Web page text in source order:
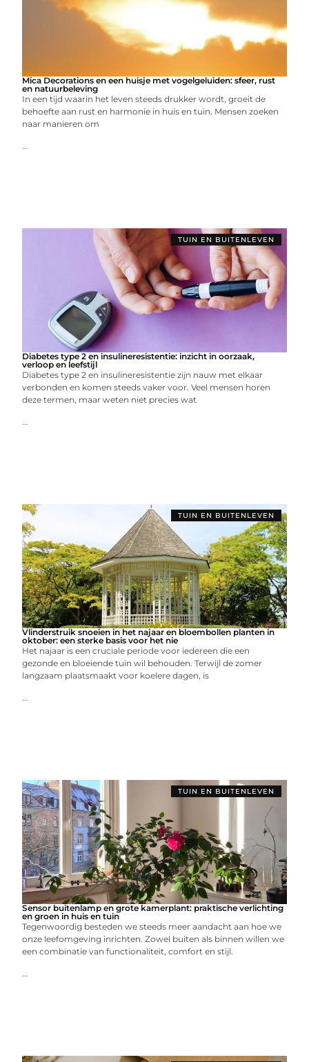
Mica Decorations en een huisje met vogelgeluiden: sfeer, rust
en natuurbeleving
In een tijd waarin het leven steeds drukker wordt, groeit de
behoefte aan rust en harmonie in huis en tuin. Mensen zoeken
naar manieren om
...
TUIN EN BUITENLEVEN
Diabetes type 2 en insulineresistentie: inzicht in oorzaak,
verloop en leefstijl
Diabetes type 2 en insulineresistentie zijn nauw met elkaar
verbonden en komen steeds vaker voor. Veel mensen horen
deze termen, maar weten niet precies wat
...
TUIN EN BUITENLEVEN
Vlinderstruik snoeien in het najaar en bloembollen planten in
oktober: een sterke basis voor het nie
Het najaar is een cruciale periode voor iedereen die een
gezonde en bloeiende tuin wil behouden. Terwijl de zomer
langzaam plaatsmaakt voor koelere dagen, is
...
TUIN EN BUITENLEVEN
Sensor buitenlamp en grote kamerplant: praktische verlichting
en groen in huis en tuin
Tegenwoordig besteden we steeds meer aandacht aan hoe we
onze leefomgeving inrichten. Zowel buiten als binnen willen we
een combinatie van functionaliteit, comfort en stijl.
...